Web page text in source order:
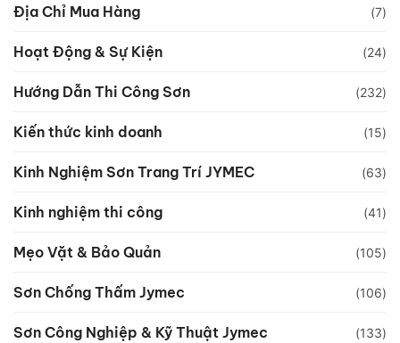
Địa Chỉ Mua Hàng (7)
Hoạt Động & Sự Kiện (24)
Hướng Dẫn Thi Công Sơn (232)
Kiến thức kinh doanh (15)
Kinh Nghiệm Sơn Trang Trí JYMEC (63)
Kinh nghiệm thi công (41)
Mẹo Vặt & Bảo Quản (105)
Sơn Chống Thấm Jymec (106)
Sơn Công Nghiệp & Kỹ Thuật Jymec (133)